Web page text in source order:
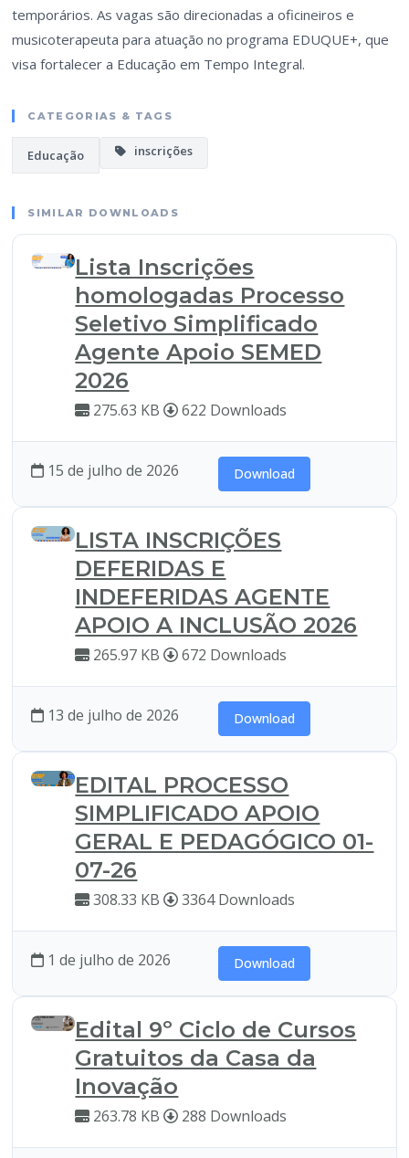
temporários. As vagas são direcionadas a oficineiros e
musicoterapeuta para atuação no programa EDUQUE+, que
visa fortalecer a Educação em Tempo Integral.
CATEGORIAS & TAGS
Educação inscrições
SIMILAR DOWNLOADS
Lista Inscrições
homologadas Processo
Seletivo Simplificado
Agente Apoio SEMED
2026
275.63 KB 622 Downloads
15 de julho de 2026 Download
LISTA INSCRIÇÕES
DEFERIDAS E
INDEFERIDAS AGENTE
APOIO A INCLUSÃO 2026
265.97 KB 672 Downloads
13 de julho de 2026 Download
EDITAL PROCESSO
SIMPLIFICADO APOIO
GERAL E PEDAGÓGICO 01-
07-26
308.33 KB 3364 Downloads
1 de julho de 2026 Download
Edital 9º Ciclo de Cursos
Gratuitos da Casa da
Inovação
263.78 KB 288 Downloads